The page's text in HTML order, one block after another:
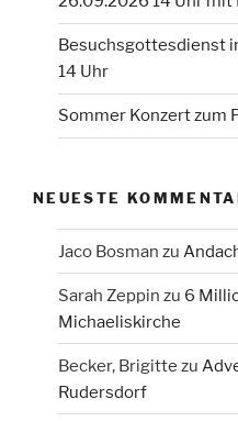
Besuchsgottesdienst
14 Uhr
Sommer Konzert zum
NEUESTE
Jaco Bosman zu
Sarah Zeppin zu 6
Michaeliskirche
Becker, Brigitte zu
Rudersdorf